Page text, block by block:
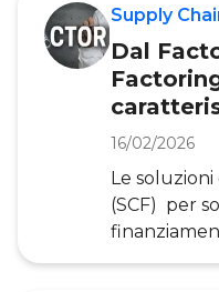
Supply
Dal
16/02/2026
Le
(SCF) per
Circolante